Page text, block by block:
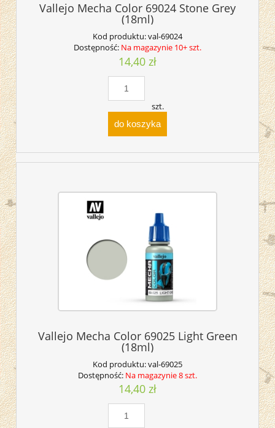
Vallejo Mecha Color 69024 Stone Grey
(18ml)
Kod produktu:val-69024
Dostępność: Na magazynie 10+ szt.
14,40 zł
szt.
do koszyka
Vallejo Mecha Color 69025 Light Green
(18ml)
Kod produktu:val-69025
Dostępność: Na magazynie 8 szt.
14,40 zł